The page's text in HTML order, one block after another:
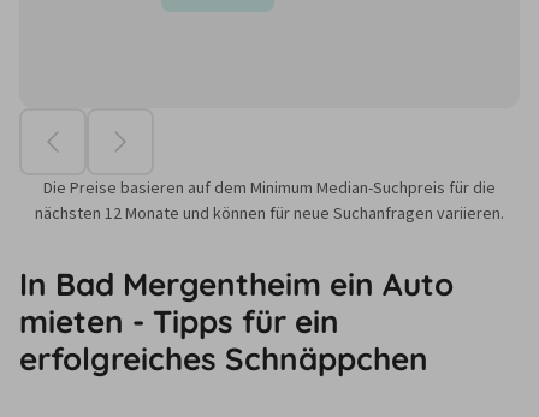
Die Preise basieren auf dem Minimum Median-Suchpreis für die
nächsten 12 Monate und können für neue Suchanfragen variieren.
In Bad Mergentheim ein Auto
mieten - Tipps für ein
erfolgreiches Schnäppchen